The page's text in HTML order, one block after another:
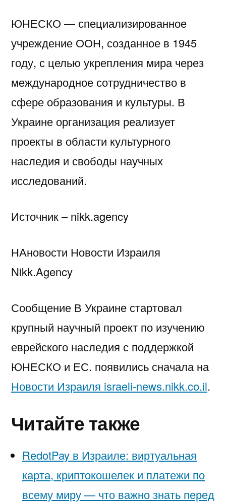
ЮНЕСКО — специализированное
учреждение ООН, созданное в 1945
году, с целью укрепления мира через
международное сотрудничество в
сфере образования и культуры. В
Украине организация реализует
проекты в области культурного
наследия и свободы научных
исследований.
Источник – nikk.agency
НАновости Новости Израиля
Nikk.Agency
Сообщение В Украине стартовал
крупный научный проект по изучению
еврейского наследия с поддержкой
ЮНЕСКО и ЕС. появились сначала на
Новости Израиля israeli-news.nikk.co.il.
Читайте также
RedotPay в Израиле: виртуальная
карта, криптокошелек и платежи по
всему миру — что важно знать перед